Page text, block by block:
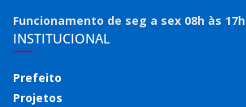
Funcionamento de seg a sex 08h às 17h
INSTITUCIONAL
Prefeito
Projetos